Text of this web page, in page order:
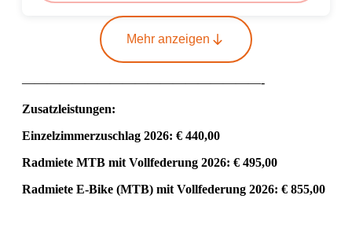
Mehr anzeigen
———————————————————-
Zusatzleistungen:
Einzelzimmerzuschlag 2026: € 440,00
Radmiete MTB mit Vollfederung 2026: € 495,00
Radmiete E-Bike (MTB) mit Vollfederung 2026: € 855,00